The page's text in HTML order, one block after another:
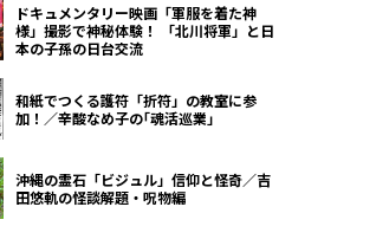
ドキュメンタリー映画「軍服を着た神
様」撮影で神秘体験！ 「北川将軍」と日
本の子孫の日台交流
和紙でつくる護符「折符」の教室に参
加！／辛酸なめ子の｢魂活巡業｣
沖縄の霊石「ビジュル」信仰と怪奇／吉
田悠軌の怪談解題・呪物編